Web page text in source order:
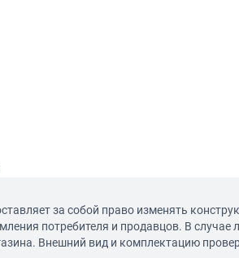
за собой право изменять
потребителя и продавцов. В
Внешний вид и комплектацию